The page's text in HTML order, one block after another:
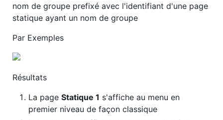
nom de groupe prefixé avec l'identifiant d'une page
statique ayant un nom de groupe
Par Exemples
Résultats
La page Statique 1 s'affiche au menu en
premier niveau de façon classique